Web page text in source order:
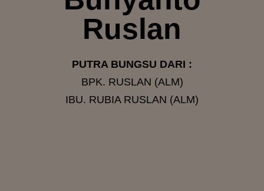
Ruslan
PUTRA BUNGSU DARI :
BPK. RUSLAN (ALM)
IBU. RUBIA RUSLAN (ALM)